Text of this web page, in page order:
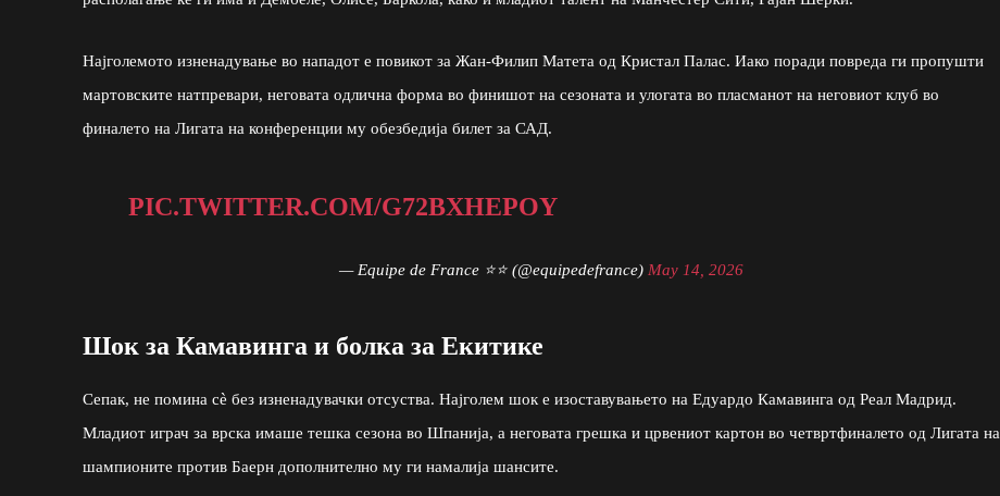
Најголемото изненадување во нападот е повикот за Жан-Филип Матета од Кристал Палас. Иако поради повреда ги пропушти
мартовските натпревари, неговата одлична форма во финишот на сезоната и улогата во пласманот на неговиот клуб во
финалето на Лигата на конференции му обезбедија билет за САД.
PIC.TWITTER.COM/G72BXHEPOY
— Equipe de France ⭐⭐ (@equipedefrance) May 14, 2026
Шок за Камавинга и болка за Екитике
Сепак, не помина сè без изненадувачки отсуства. Најголем шок е изоставувањето на Едуардо Камавинга од Реал Мадрид.
Младиот играч за врска имаше тешка сезона во Шпанија, а неговата грешка и црвениот картон во четвртфиналето од Лигата на
шампионите против Баерн дополнително му ги намалија шансите.